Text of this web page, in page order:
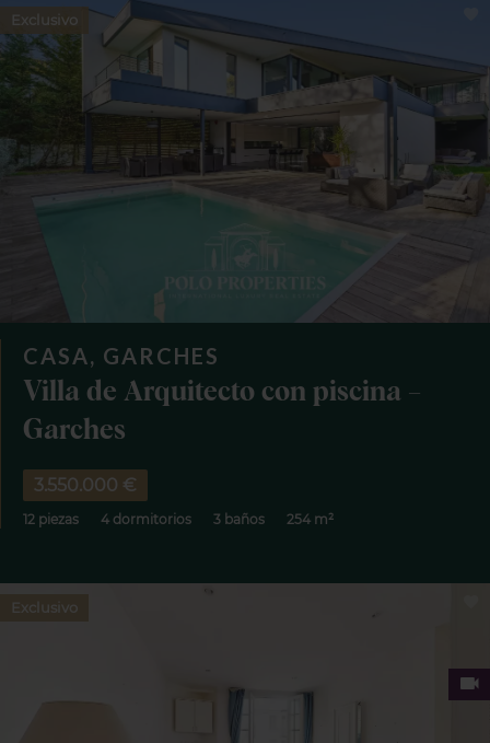
CASA, GARCHES
Villa de Arquitecto con piscina –
Garches
3.550.000 €
12 piezas 4 dormitorios 3 baños 254 m²
Exclusivo
Exclusivo